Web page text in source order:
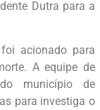
Dutra para a
acionado para
A equipe de
município de
para investiga o